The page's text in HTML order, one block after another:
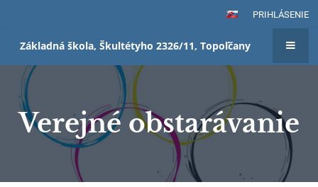
PRIHLÁSENIE
Základná škola, Škultétyho 2326/11, Topoľčany
Verejné obstarávanie